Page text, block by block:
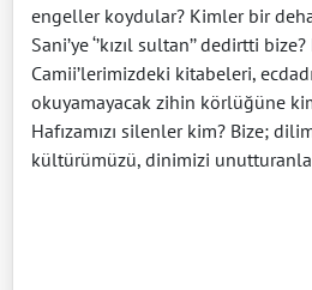
engeller koydular? Kimler bir
Sani’ye ‘’kızıl sultan’’ dedirtti
Camii’lerimizdeki kitabeleri,
okuyamayacak zihin körlüğüne
Hafızamızı silenler kim? Bize;
kültürümüzü, dinimizi